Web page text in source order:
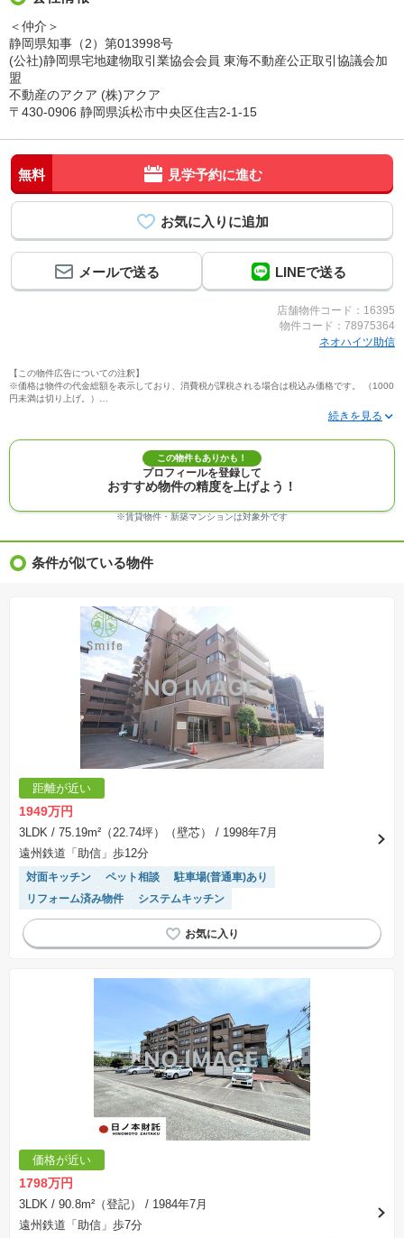
＜仲介＞
静岡県知事（2）第013998号
(公社)静岡県宅地建物取引業協会会員 東海不動産公正取引協議会加
盟
不動産のアクア (株)アクア
〒430-0906 静岡県浜松市中央区住吉2-1-15
無料 見学予約に進む
メールで送る LINEで送る
店舗物件コード：16395
物件コード：78975364
ネオハイツ助信
【この物件広告についての注釈】
※価格は物件の代金総額を表示しており、消費税が課税される場合は税込み価格です。 （1000
円未満は切り上げ。）
※写真に写っている、またはパース（絵）や間取り図に描かれている家具や車などは、特にコ
※建築条件付き土地価格には、建物価格は含まれません。
※物件情報は、原則として情報提供日の２日前に最終確認した情報です。
※完成予想図はいずれも外構、植栽、外観等実際のものとは多少異なることがあります。
※モデルルーム・モデルハウス・展示場・ショールームの画像の場合、今回販売の物件と異な
※ＣＧ合成の画像の場合、実際とは多少異なる場合があります。
※物件特徴：販売戸数が複数の物件は、全ての住戸に該当しない項目もあります。
※価格更新：物件価格が変更された日から１週間表示されます。
※建築条件土地の情報内に掲載されている、建物プラン例は、土地購入者の設計プランの参考
の一例であって、プランの採用可否は任意です。
※土地（建築条件なし）で「建物プラン例」が表記してある時、そのプラン例は特定の建築請
負会社によるもので、当該建築請負会社以外で建てた場合、同様のものが同価格で建てられる
とは限りません。また建築請負会社を特定するものではありません。
※建築条件付き土地とは、その土地に建築する建物の建築請負契約が、一定期間内に成立する
ことを条件として売買される土地のことをいいます。建築請負契約成立に向けて設計プランを
協議するため、土地購入者が自己の希望する建物の設計協議をするために必要な相当の期間の
交渉期間が設定され、その期間内で希望を満たすプランが実現できたかどうかにより結論を出
します。なお、この期間は概ね3ヶ月程度とされています。納得のいくプランが出来ず、建築請
負契約が成立しない場合、土地売買契約は白紙に戻り、土地契約にかかった代金（土地代金、
手付金など）は名目のいかんに関わらず、全て返却されます。
※課税対象物件の「価格」や「費用等」は消費税込みの「総額表示」で統一しています。
※「本体価格」とは、課税対象物件においては「消費税を除いた建物価格」と「土地価格」の
合計額を指します。
表示されておりません。
※取引にかかる費用：物件の契約手続き、決済、引き渡し時にかかる費用を表示しています。
不動産会社によって表記有無が異なるため、ご自身で十分な確認をしていただくようにお願い
いたします。
場合があります。
この物件もありかも！
プロフィールを登録して
おすすめ物件の精度を上げよう！
※賃貸物件・新築マンションは対象外です
条件が似ている物件
距離が近い
1949万円
3LDK / 75.19m²（22.74坪）（壁芯）
/ 1998年7月
遠州鉄道「助信」歩12分
対面キッチン ペット相談
駐車場(普通車)あり
リフォーム済み物件
システムキッチン
価格が近い
1798万円
3LDK / 90.8m²（登記）
/ 1984年7月
遠州鉄道「助信」歩7分